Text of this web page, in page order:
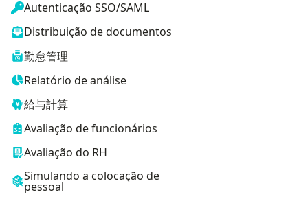
Autenticação SSO/SAML
Distribuição de documentos
勤怠管理
Relatório de análise
給与計算
Avaliação de funcionários
Avaliação do RH
Simulando a colocação de
pessoal